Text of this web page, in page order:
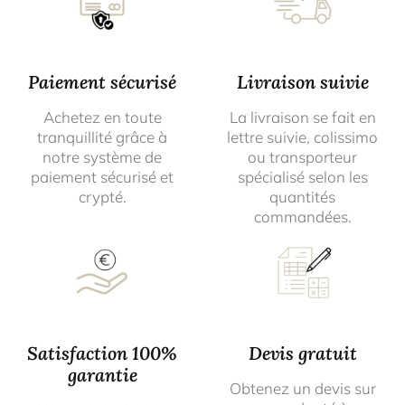
Paiement sécurisé
Achetez en toute
tranquillité grâce à
notre système de
paiement sécurisé et
crypté.
Livraison suivie
La livraison se fait en
lettre suivie, colissimo
ou transporteur
spécialisé selon les
quantités
commandées.
Satisfaction 100%
garantie
Devis gratuit
Obtenez un devis sur